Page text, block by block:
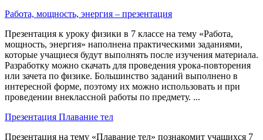
Работа, мощность, энергия – презентация
Презентация к уроку физики в 7 классе на тему «Работа,
мощность, энергия» наполнена практическими заданиями,
которые учащиеся будут выполнять после изучения материала.
Разработку можно скачать для проведения урока-повторения
или зачета по физике. Большинство заданий выполнено в
интересной форме, поэтому их можно использовать и при
проведении внеклассной работы по предмету. ...
Презентация Плавание тел
Презентация на тему «Плавание тел» познакомит учащихся 7